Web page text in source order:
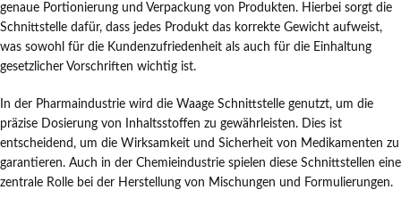
genaue Portionierung und Verpackung von Produkten. Hierbei sorgt die
Schnittstelle dafür, dass jedes Produkt das korrekte Gewicht aufweist,
was sowohl für die Kundenzufriedenheit als auch für die Einhaltung
gesetzlicher Vorschriften wichtig ist.
In der Pharmaindustrie wird die Waage Schnittstelle genutzt, um die
präzise Dosierung von Inhaltsstoffen zu gewährleisten. Dies ist
entscheidend, um die Wirksamkeit und Sicherheit von Medikamenten zu
garantieren. Auch in der Chemieindustrie spielen diese Schnittstellen eine
zentrale Rolle bei der Herstellung von Mischungen und Formulierungen.